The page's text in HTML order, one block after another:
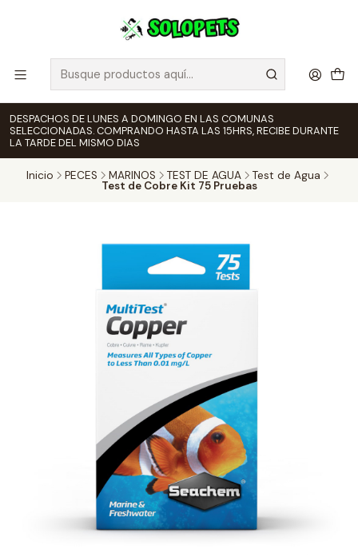
DESPACHOS DE LUNES A DOMINGO EN LAS COMUNAS
SELECCIONADAS. COMPRANDO HASTA LAS 15HRS, RECIBE DURANTE
LA TARDE DEL MISMO DIAS
Inicio PECES MARINOS TEST DE AGUA Test de Agua
Test de Cobre Kit 75 Pruebas